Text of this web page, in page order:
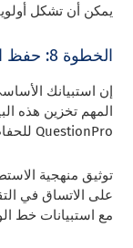
يمكن أن تشكل
الخطوة 8: حفظ البيانات للمقارنات المستقبلية
إن استبيانك
المهم تخزين هذه
QuestionPro للحفاظ على أمان بياناتك.
توثيق منهجية
على الاتساق في
مع استبيانات خط